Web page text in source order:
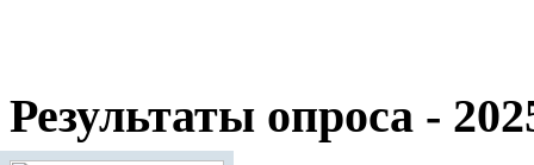
Результаты опроса -